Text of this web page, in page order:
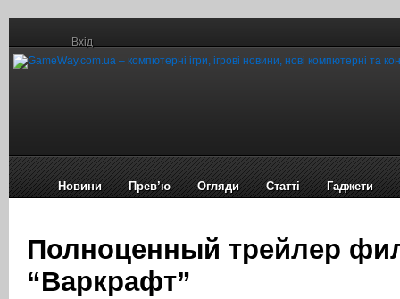
Вхід
Новини Прев’ю Огляди Статті Гаджети
Полноценный трейлер
“Варкрафт”